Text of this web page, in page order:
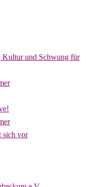
Kultur und Schwung für
sich vor